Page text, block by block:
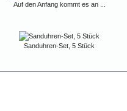
Auf den Anfang kommt es an ...
Sanduhren-Set, 5 Stück